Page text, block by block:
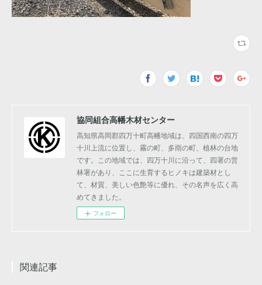
協同組合高幡木材センター
高知県高岡郡四万十町高幡地域は、四国西南の四万
十川上流に位置し、霧の町、多雨の町、植林の台地
です。この地域では、四万十川に沿って、四署の営
林署があり、ここに生育するヒノキは建築材とし
て、材質、美しい色艶等に優れ、その名声を広く高
めてきました。
フォロー
関連記事